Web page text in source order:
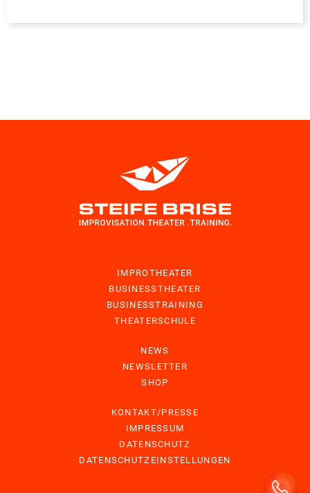
IMPROTHEATER
BUSINESSTHEATER
BUSINESSTRAINING
THEATERSCHULE
NEWS
NEWSLETTER
SHOP
KONTAKT/PRESSE
IMPRESSUM
DATENSCHUTZ
DATENSCHUTZEINSTELLUNGEN